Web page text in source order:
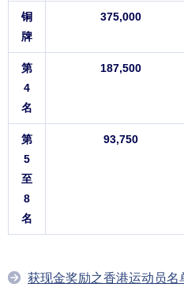
铜
牌
375,000
第
4
名
187,500
第
5
至
8
名
93,750
获现金奖励之香港运动员名